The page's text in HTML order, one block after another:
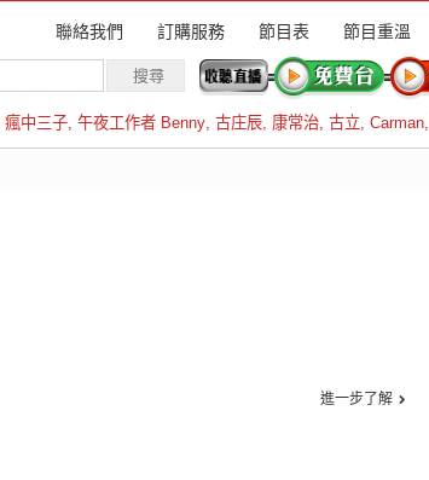
聯絡我們 訂購服務 節目表 節目重溫
瘋中三子, 午夜工作者 Benny, 古庄辰, 康常治, 古立, Carman,
進一步了解